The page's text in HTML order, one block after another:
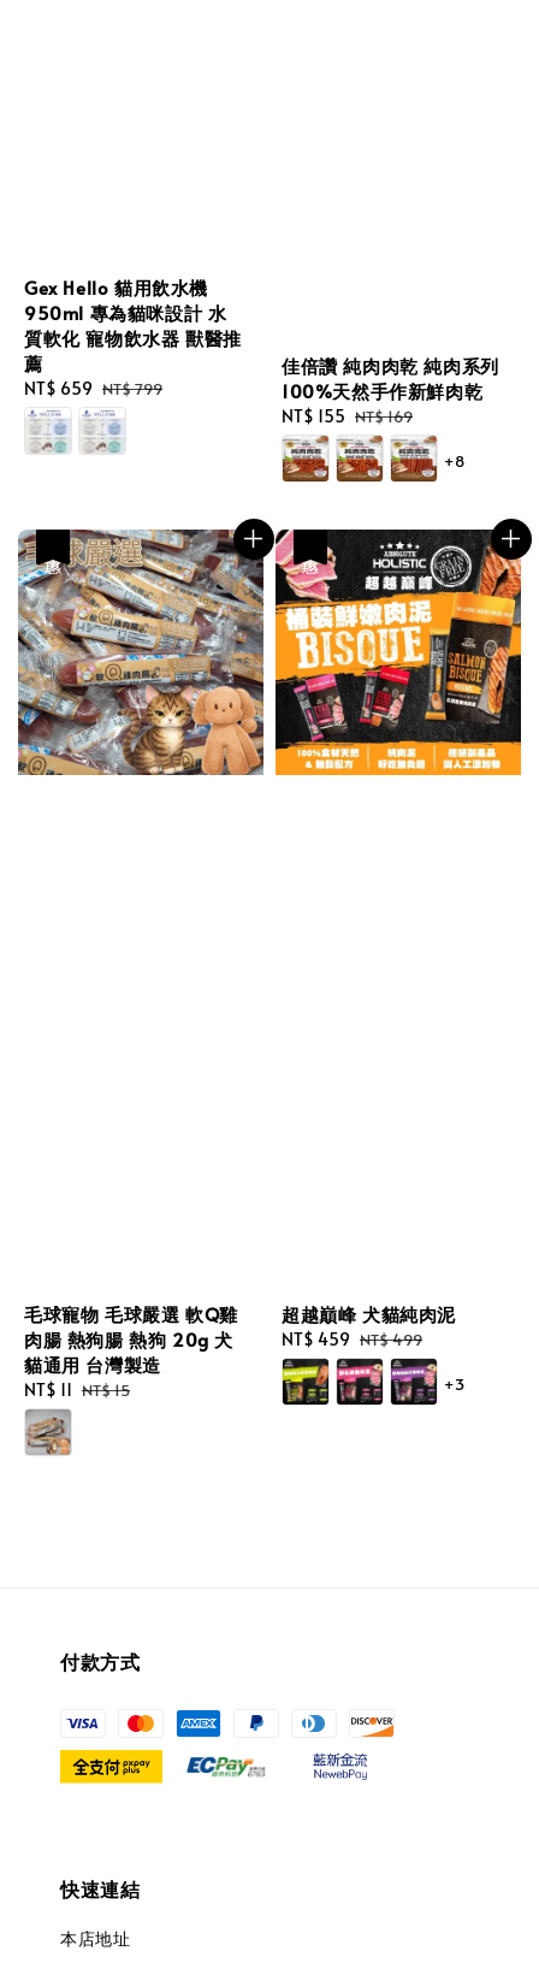
Gex Hello 貓用飲水機
950ml 專為貓咪設計 水
質軟化 寵物飲水器 獸醫推
薦
Sale
price
NT$ 659 Regular
price
NT$ 799
佳倍讚 純肉肉乾 純肉系列
100%天然手作新鮮肉乾
Sale
price
NT$ 155 Regular
price
NT$ 169
+8
毛球寵物 毛球嚴選 軟Q雞
肉腸 熱狗腸 熱狗 20g 犬
貓通用 台灣製造
Sale
price
NT$ 11 Regular
NT$ 15
超越巔峰 犬貓純肉泥
Sale
price
NT$ 459 Regular
price
NT$ 499
+3
付款方式
快速連結
本店地址